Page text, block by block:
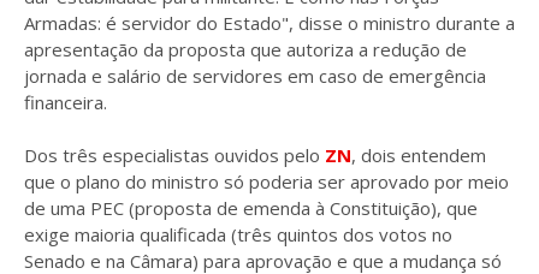
Armadas: é servidor do Estado", disse o ministro durante a
apresentação da proposta que autoriza a redução de
jornada e salário de servidores em caso de emergência
financeira.
Dos três especialistas ouvidos pelo ZN, dois entendem
que o plano do ministro só poderia ser aprovado por meio
de uma PEC (proposta de emenda à Constituição), que
exige maioria qualificada (três quintos dos votos no
Senado e na Câmara) para aprovação e que a mudança só